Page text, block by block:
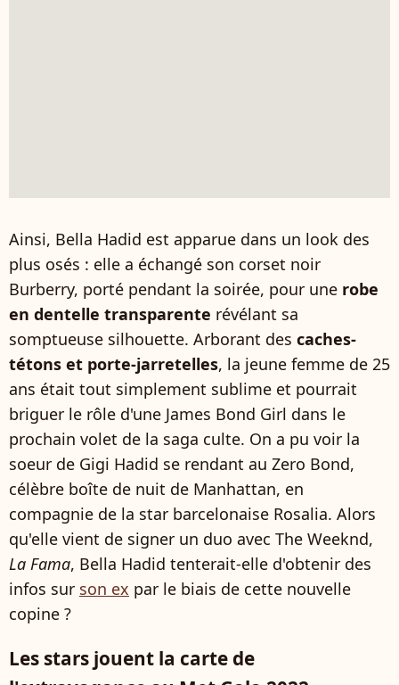
Ainsi, Bella Hadid est apparue dans un look des
plus osés : elle a échangé son corset noir
Burberry, porté pendant la soirée, pour une robe
en dentelle transparente révélant sa
somptueuse silhouette. Arborant des caches-
tétons et porte-jarretelles, la jeune femme de 25
ans était tout simplement sublime et pourrait
briguer le rôle d'une James Bond Girl dans le
prochain volet de la saga culte. On a pu voir la
soeur de Gigi Hadid se rendant au Zero Bond,
célèbre boîte de nuit de Manhattan, en
compagnie de la star barcelonaise Rosalia. Alors
qu'elle vient de signer un duo avec The Weeknd,
La Fama, Bella Hadid tenterait-elle d'obtenir des
infos sur son ex par le biais de cette nouvelle
copine ?
Les stars jouent la carte de